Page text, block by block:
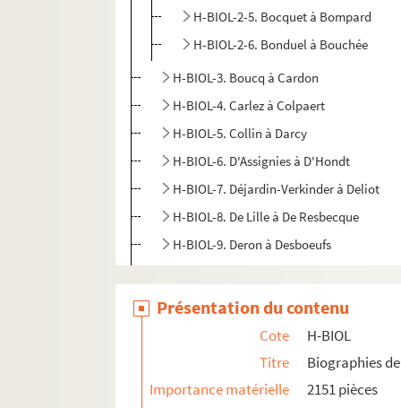
H-BIOL-2-5. Bocquet à Bompard
H-BIOL-2-6. Bonduel à Bouchée
H-BIOL-3. Boucq à Cardon
H-BIOL-4. Carlez à Colpaert
H-BIOL-5. Collin à Darcy
H-BIOL-6. D'Assignies à D'Hondt
H-BIOL-7. Déjardin-Verkinder à Deliot
H-BIOL-8. De Lille à De Resbecque
H-BIOL-9. Deron à Desboeufs
H-BIOL-11. Dujardin à Faid'herbe
H-BIOL-12. Fabre à Georges
H-BIOL-13. Ghesquiere à Hallette
H-BIOL-14. Hedde à Kerteux
Présentation du contenu
Cote
H-BIOL
Titre
Biographies
Importance matérielle
2151 pièces